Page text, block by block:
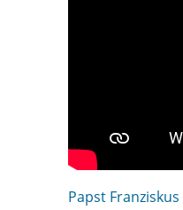
Papst Franziskus